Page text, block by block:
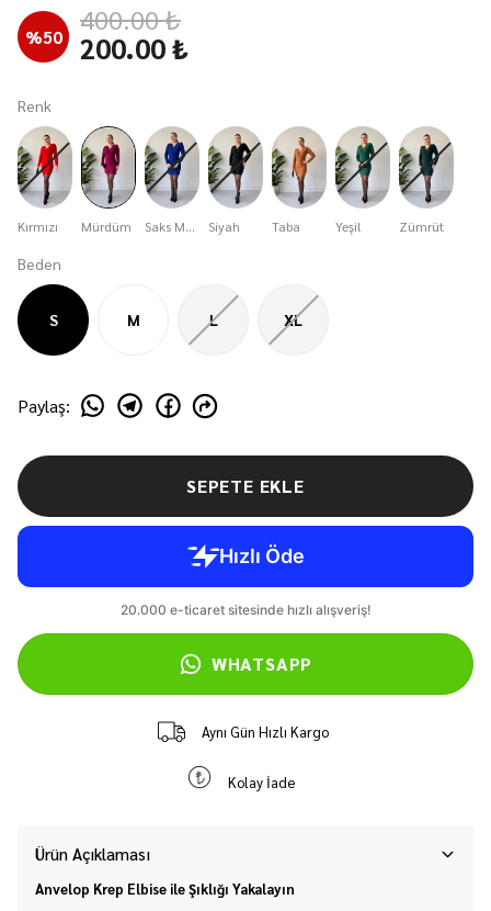
%50 400.00 ₺
200.00 ₺
Renk
Kırmızı Mürdüm Saks Mavisi Siyah Taba Yeşil Zümrüt
Beden
S M L XL
Paylaş:
SEPETE EKLE
WHATSAPP
Aynı Gün Hızlı Kargo
Kolay İade
Ürün Açıklaması
Anvelop Krep Elbise ile Şıklığı Yakalayın